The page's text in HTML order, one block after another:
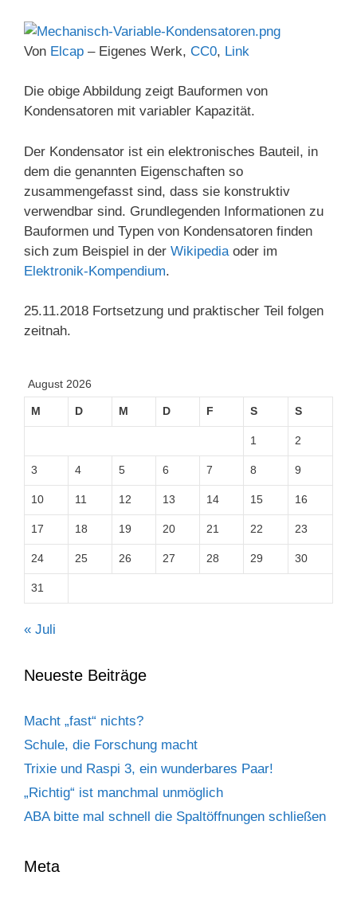
Von Elcap – Eigenes Werk, CC0, Link
Die obige Abbildung zeigt Bauformen von
Kondensatoren mit variabler Kapazität.
Der Kondensator ist ein elektronisches Bauteil, in
dem die genannten Eigenschaften so
zusammengefasst sind, dass sie konstruktiv
verwendbar sind. Grundlegenden Informationen zu
Bauformen und Typen von Kondensatoren finden
sich zum Beispiel in der Wikipedia oder im
Elektronik-Kompendium.
25.11.2018 Fortsetzung und praktischer Teil folgen
zeitnah.
August 2026
M D M D F S S
1 2
3 4 5 6 7 8 9
10 11 12 13 14 15 16
17 18 19 20 21 22 23
24 25 26 27 28 29 30
31
« Juli
Neueste Beiträge
Macht „fast“ nichts?
Schule, die Forschung macht
Trixie und Raspi 3, ein wunderbares Paar!
„Richtig“ ist manchmal unmöglich
ABA bitte mal schnell die Spaltöffnungen schließen
Meta